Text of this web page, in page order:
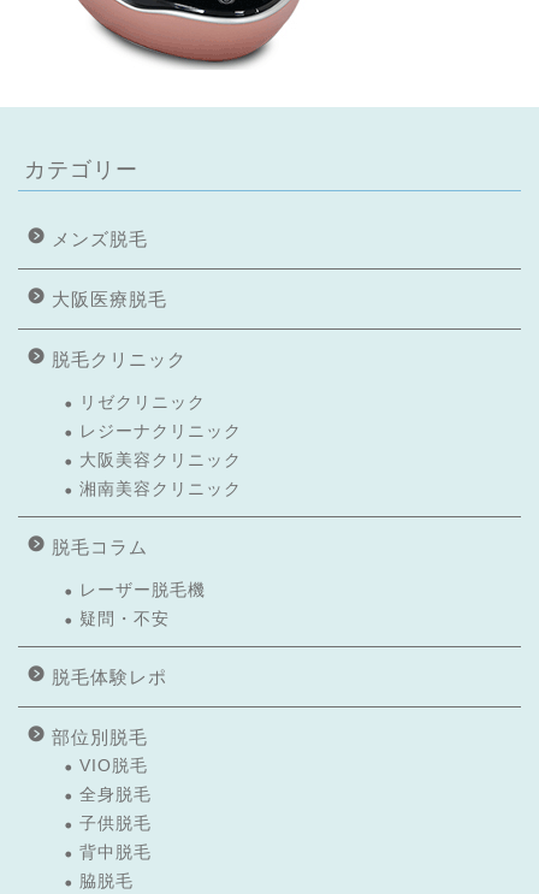
カテゴリー
メンズ脱毛
大阪医療脱毛
脱毛クリニック
リゼクリニック
レジーナクリニック
大阪美容クリニック
湘南美容クリニック
脱毛コラム
レーザー脱毛機
疑問・不安
脱毛体験レポ
部位別脱毛
VIO脱毛
全身脱毛
子供脱毛
背中脱毛
脇脱毛